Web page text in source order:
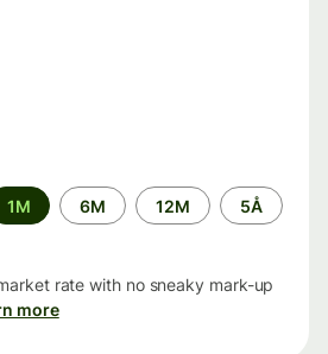
1M 6M 12M 5Å
rate with no sneaky mark-up
more